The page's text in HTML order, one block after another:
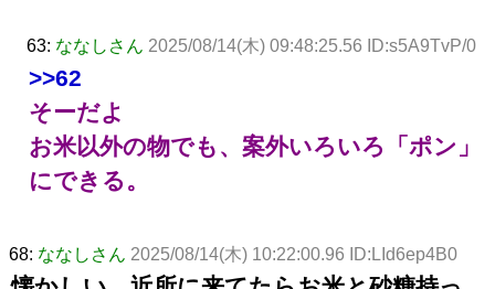
63: ななしさん 2025/08/14(木) 09:48:25.56 ID:s5A9TvP/0
>>62
そーだよ
お米以外の物でも、案外いろいろ「ポン」
にできる。
68: ななしさん 2025/08/14(木) 10:22:00.96 ID:LId6ep4B0